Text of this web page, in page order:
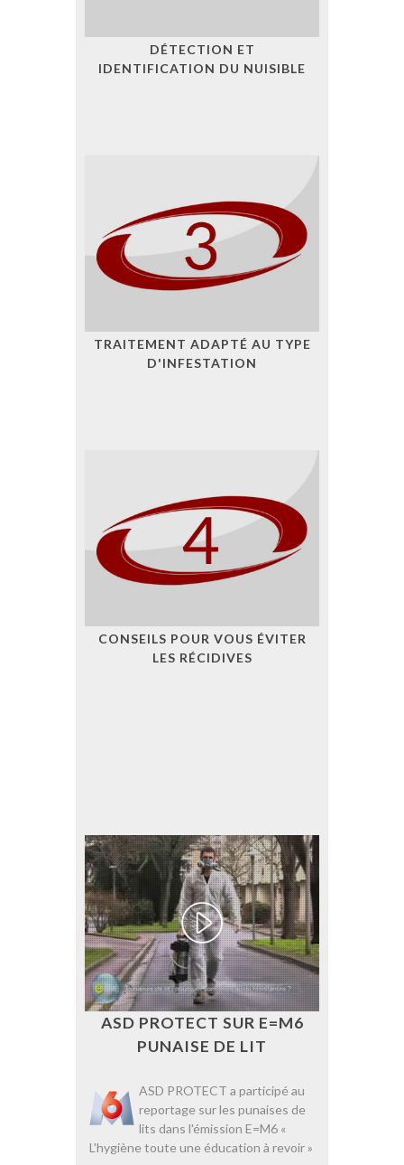
DÉTECTION ET
IDENTIFICATION DU NUISIBLE
TRAITEMENT ADAPTÉ AU TYPE
D'INFESTATION
CONSEILS POUR VOUS ÉVITER
LES RÉCIDIVES
ASD PROTECT SUR E=M6
PUNAISE DE LIT
ASD PROTECT a participé au
reportage sur les punaises de
lits dans l'émission E=M6 «
L'hygiène toute une éducation à revoir »